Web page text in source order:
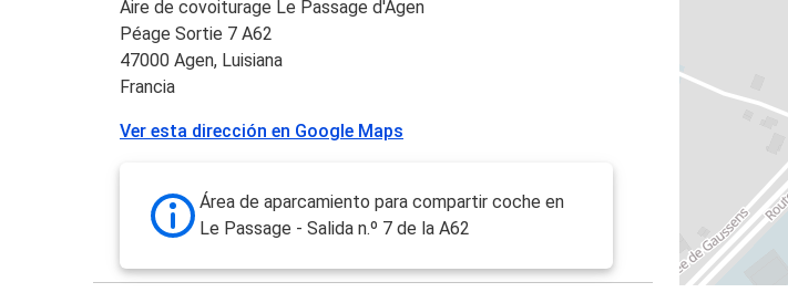
Aire de covoiturage Le Passage d'Agen
Péage Sortie 7 A62
47000 Agen, Luisiana
Francia
Ver esta dirección en Google Maps
Área de aparcamiento para compartir coche en
Le Passage - Salida n.º 7 de la A62